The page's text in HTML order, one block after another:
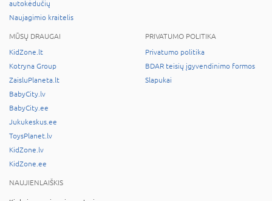
autokėdučių
Naujagimio kraitelis
MŪSŲ DRAUGAI
KidZone.lt
Kotryna Group
ZaisluPlaneta.lt
BabyCity.lv
BabyCity.ee
Jukukeskus.ee
ToysPlanet.lv
KidZone.lv
KidZone.ee
PRIVATUMO POLITIKA
Privatumo politika
BDAR teisių įgyvendinimo formos
Slapukai
NAUJIENLAIŠKIS